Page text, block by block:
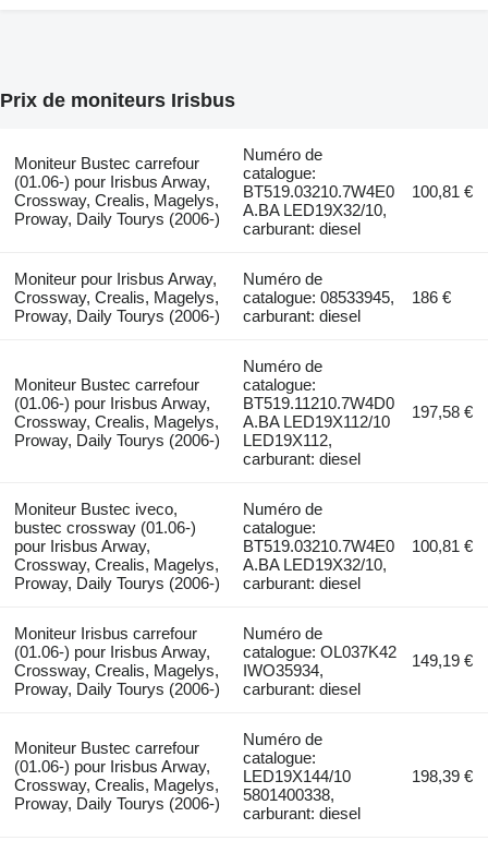
Prix de moniteurs Irisbus
Moniteur Bustec carrefour
(01.06-) pour Irisbus Arway,
Crossway, Crealis, Magelys,
Proway, Daily Tourys (2006-)
Numéro de
catalogue:
BT519.03210.7W4E0
A.BA LED19X32/10,
carburant: diesel
100,81 €
Moniteur pour Irisbus Arway,
Crossway, Crealis, Magelys,
Proway, Daily Tourys (2006-)
Numéro de
catalogue: 08533945,
carburant: diesel
186 €
Moniteur Bustec carrefour
(01.06-) pour Irisbus Arway,
Crossway, Crealis, Magelys,
Proway, Daily Tourys (2006-)
Numéro de
catalogue:
BT519.11210.7W4D0
A.BA LED19X112/10
LED19X112,
carburant: diesel
197,58 €
Moniteur Bustec iveco,
bustec crossway (01.06-)
pour Irisbus Arway,
Crossway, Crealis, Magelys,
Proway, Daily Tourys (2006-)
Numéro de
catalogue:
BT519.03210.7W4E0
A.BA LED19X32/10,
carburant: diesel
100,81 €
Moniteur Irisbus carrefour
(01.06-) pour Irisbus Arway,
Crossway, Crealis, Magelys,
Proway, Daily Tourys (2006-)
Numéro de
catalogue: OL037K42
IWO35934,
carburant: diesel
149,19 €
Moniteur Bustec carrefour
(01.06-) pour Irisbus Arway,
Crossway, Crealis, Magelys,
Proway, Daily Tourys (2006-)
Numéro de
catalogue:
LED19X144/10
5801400338,
carburant: diesel
198,39 €